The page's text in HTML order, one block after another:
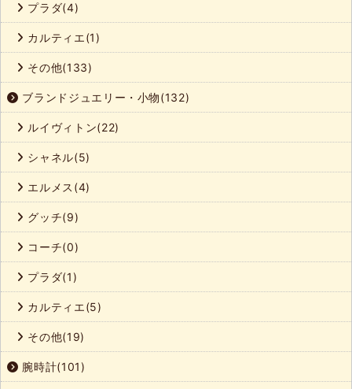
プラダ(4)
カルティエ(1)
その他(133)
ブランドジュエリー・小物(132)
ルイヴィトン(22)
シャネル(5)
エルメス(4)
グッチ(9)
コーチ(0)
プラダ(1)
カルティエ(5)
その他(19)
腕時計(101)